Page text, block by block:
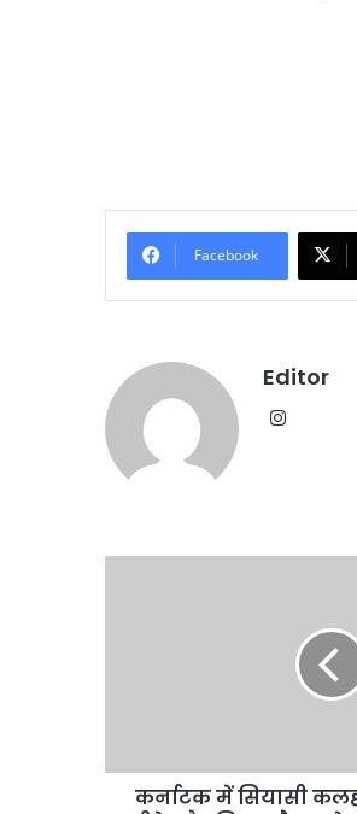
Facebook
Editor
और
सिद्धारमैयाकर्नाटक में सियासी